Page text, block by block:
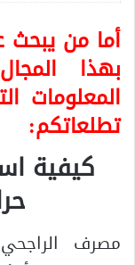
أما من
بهذا
المعلومات
تطلعاتكم:
كيفية
مصرف